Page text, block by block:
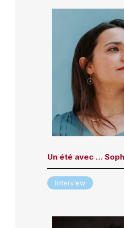
Un été avec …
Interview